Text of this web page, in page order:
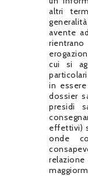
altri
avente
cui si
in
dossier
presidi
effettivi)
onde